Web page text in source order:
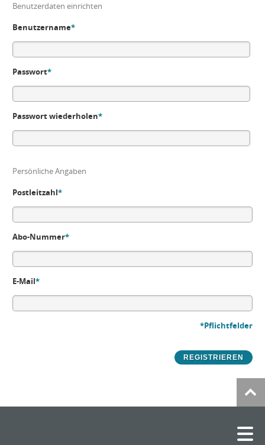
Benutzerdaten einrichten
Benutzername*
Passwort*
Passwort wiederholen*
Persönliche Angaben
Postleitzahl*
Abo-Nummer*
E-Mail*
*Pflichtfelder